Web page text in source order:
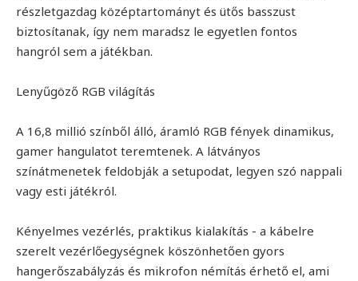
részletgazdag középtartományt és ütős basszust
biztosítanak, így nem maradsz le egyetlen fontos
hangról sem a játékban.
Lenyűgöző RGB világítás
A 16,8 millió színből álló, áramló RGB fények dinamikus,
gamer hangulatot teremtenek. A látványos
színátmenetek feldobják a setupodat, legyen szó nappali
vagy esti játékról.
Kényelmes vezérlés, praktikus kialakítás - a kábelre
szerelt vezérlőegységnek köszönhetően gyors
hangerőszabályzás és mikrofon némítás érhető el, ami